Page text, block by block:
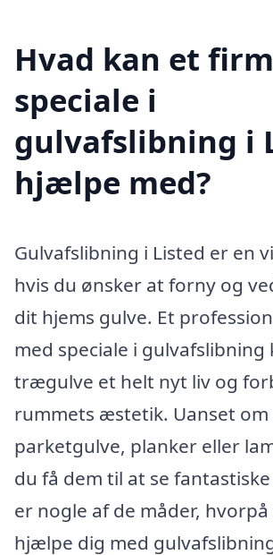
Hvad kan et
speciale i
gulvafslibning i
hjælpe med?
Gulvafslibning i Listed er en
hvis du ønsker at forny og
dit hjems gulve. Et
med speciale i gulvafslibning
trægulve et helt nyt liv og
rummets æstetik. Uanset
parketgulve, planker eller
du få dem til at se
er nogle af de måder,
hjælpe dig med